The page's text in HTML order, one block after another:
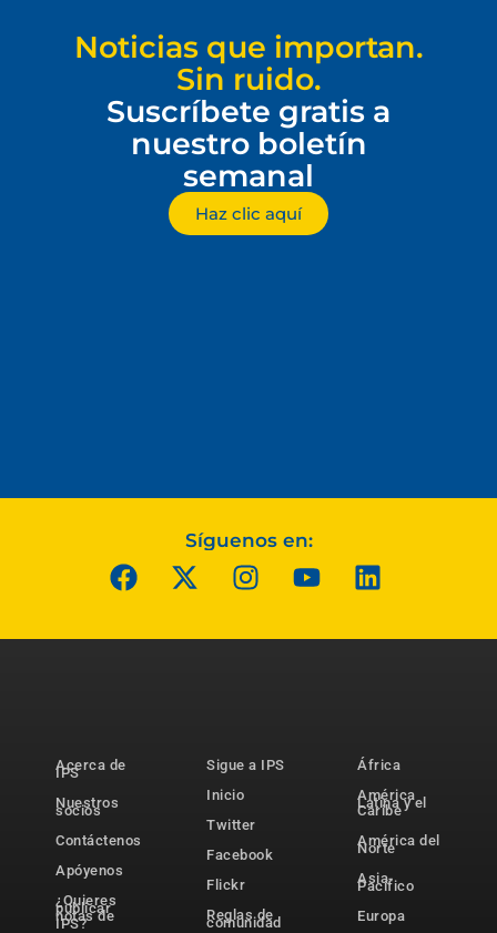
Noticias que importan.
Sin ruido.
Suscríbete gratis a
nuestro boletín
semanal
Haz clic aquí
Síguenos en:
Acerca de
IPS
Nuestros
socios
Contáctenos
Apóyenos
¿Quieres
publicar
notas de
IPS?
Sigue a IPS
Inicio
Twitter
Facebook
Flickr
Reglas de
comunidad
África
América
Latina y el
Caribe
América del
Norte
Asia-
Pacífico
Europa